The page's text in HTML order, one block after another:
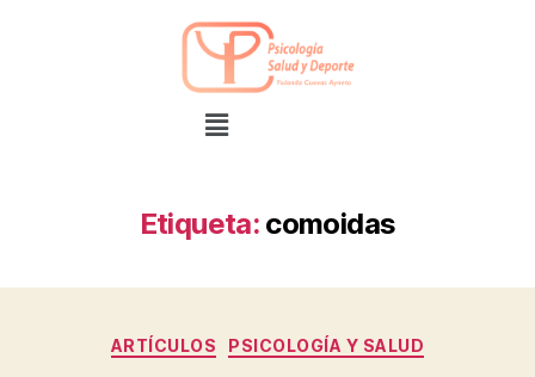
Etiqueta: comoidas
ARTÍCULOS PSICOLOGÍA Y SALUD